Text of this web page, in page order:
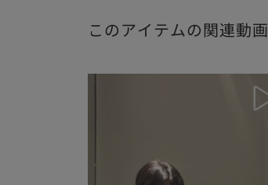
このアイテムの関連動画